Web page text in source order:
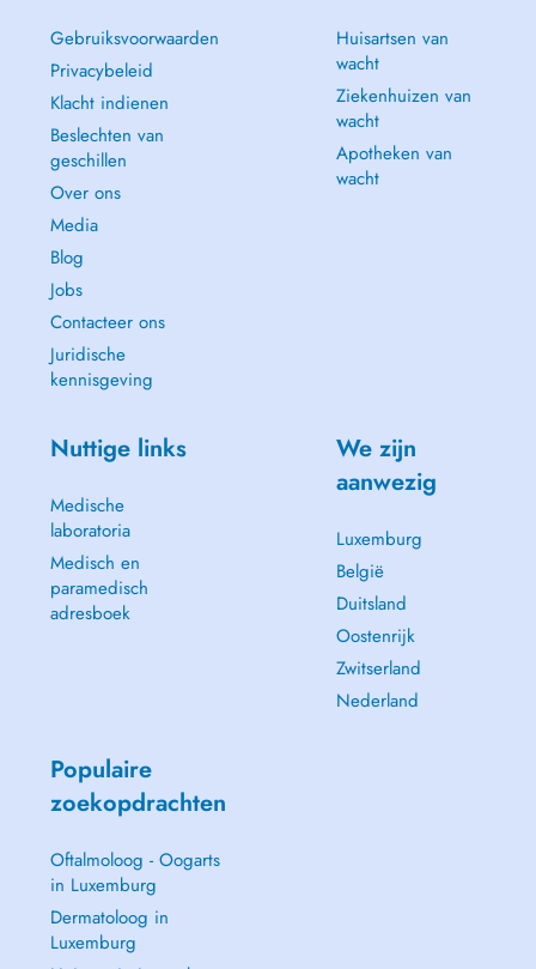
Gebruiksvoorwaarden
Privacybeleid
Klacht indienen
Beslechten van
geschillen
Over ons
Media
Blog
Jobs
Contacteer ons
Juridische
kennisgeving
Huisartsen van
wacht
Ziekenhuizen van
wacht
Apotheken van
wacht
Nuttige links
Medische
laboratoria
Medisch en
paramedisch
adresboek
We zijn
aanwezig
Luxemburg
België
Duitsland
Oostenrijk
Zwitserland
Nederland
Populaire
zoekopdrachten
Oftalmoloog - Oogarts
in Luxemburg
Dermatoloog in
Luxemburg